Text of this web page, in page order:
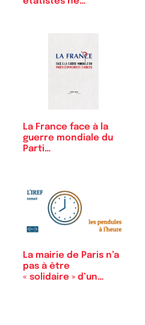
La France face à la
guerre mondiale du
Parti…
La mairie de Paris n’a
pas à être
« solidaire » d’un…